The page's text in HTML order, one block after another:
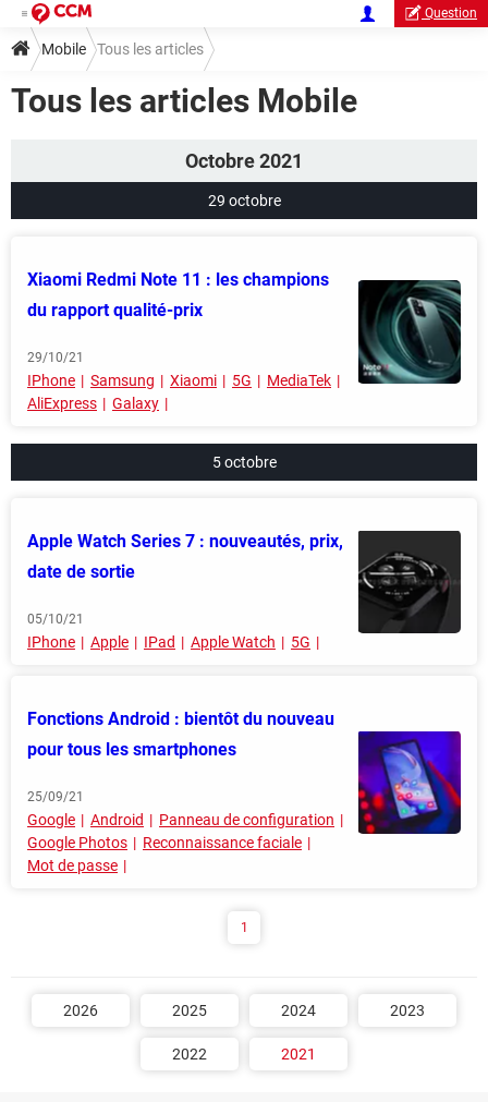
Question
Mobile Tous les articles
Tous les articles Mobile
Octobre 2021
29 octobre
Xiaomi Redmi Note 11 : les champions
du rapport qualité-prix
29/10/21
IPhone Samsung Xiaomi 5G
MediaTek
AliExpress
Galaxy
5 octobre
Apple Watch Series 7 : nouveautés, prix,
date de sortie
05/10/21
IPhone Apple IPad Apple Watch 5G
Fonctions Android : bientôt du nouveau
pour tous les smartphones
25/09/21
Google Android
Panneau de configuration
Google Photos
Reconnaissance faciale
Mot de passe
1
2026 2025 2024 2023
2022 2021